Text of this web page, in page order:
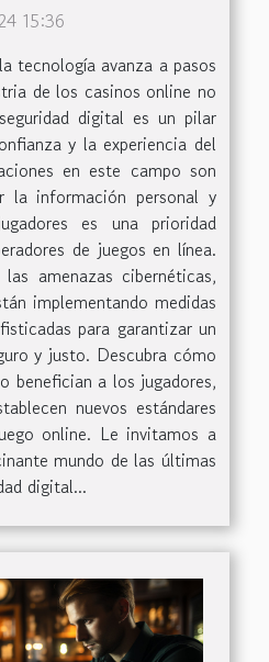
15:36
tecnología avanza a pasos
de los casinos online no
digital es un pilar
y la experiencia del
en este campo son
la información personal y
es una prioridad
de juegos en línea.
amenazas cibernéticas,
implementando medidas
para garantizar un
y justo. Descubra cómo
benefician a los jugadores,
nuevos estándares
online. Le invitamos a
mundo de las últimas
digital...